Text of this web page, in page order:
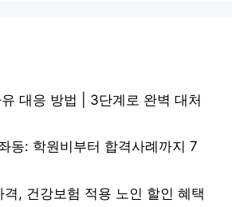
대응 방법 | 3단계로 완벽 대처
동: 학원비부터 합격사례까지 7
, 건강보험 적용 노인 할인 혜택